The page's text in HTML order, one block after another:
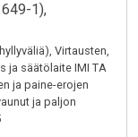
1),
Virtausten,
ja säätölaite IMI TA
ja paine-erojen
ja paljon